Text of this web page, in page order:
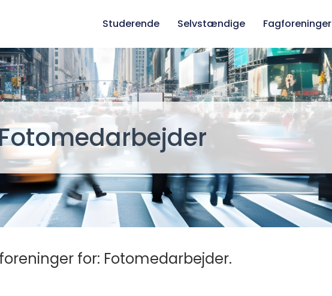
Studerende Selvstændige Fagforeninger
for: Fotomedarbejder.